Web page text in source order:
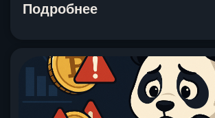
Подробнее